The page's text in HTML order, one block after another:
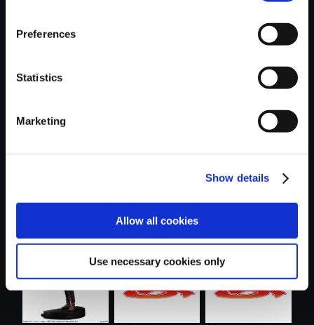
Preferences
Statistics
Marketing
Show details
Allow all cookies
Use necessary cookies only
おすすめ商品